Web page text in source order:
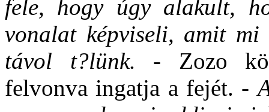
fele, hogy úgy alakult,
vonalat képviseli, amit
távol t?lünk. - Zozo
felvonva ingatja a fejét. -